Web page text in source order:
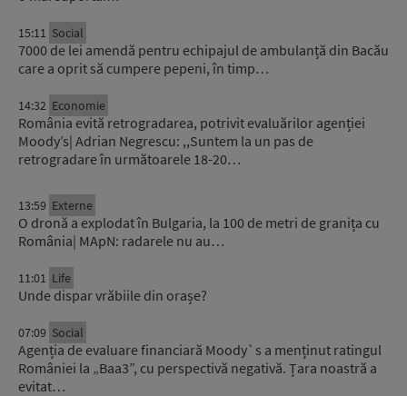
15:11 Social
7000 de lei amendă pentru echipajul de ambulanță din Bacău
care a oprit să cumpere pepeni, în timp…
14:32 Economie
România evită retrogradarea, potrivit evaluărilor agenției
Moody’s| Adrian Negrescu: ,,Suntem la un pas de
retrogradare în următoarele 18-20…
13:59 Externe
O dronă a explodat în Bulgaria, la 100 de metri de granița cu
România| MApN: radarele nu au…
11:01 Life
Unde dispar vrăbiile din orașe?
07:09 Social
Agenția de evaluare financiară Moody`s a menținut ratingul
României la „Baa3”, cu perspectivă negativă. Țara noastră a
evitat…